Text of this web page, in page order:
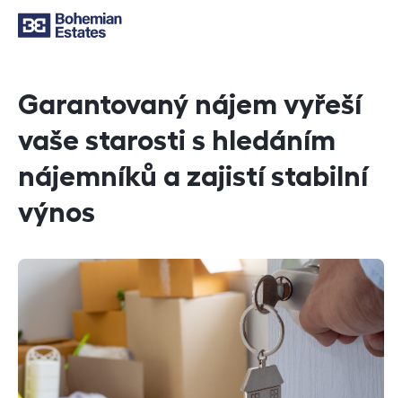
Garantovaný nájem vyřeší
vaše starosti s hledáním
nájemníků a zajistí stabilní
výnos